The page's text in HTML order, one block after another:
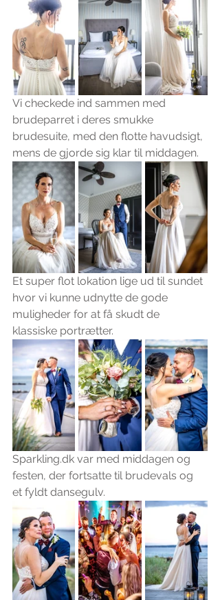
Vi checkede ind sammen med
brudeparret i deres smukke
brudesuite, med den flotte havudsigt,
mens de gjorde sig klar til middagen.
Et super flot lokation lige ud til sundet
hvor vi kunne udnytte de gode
muligheder for at få skudt de
klassiske portrætter.
Sparkling.dk var med middagen og
festen, der fortsatte til brudevals og
et fyldt dansegulv.